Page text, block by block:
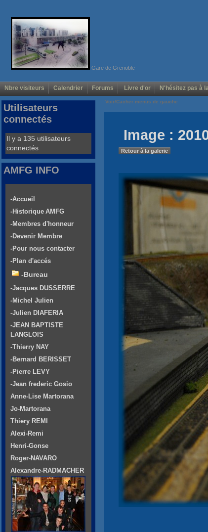
Gare de Grenoble
Nbre visiteurs Calendrier Forums Livre d'or N'hésitez pas à
Voir/Cacher menus de gauche
Image :
Retour à la galerie
Utilisateurs
connectés
Il y a 135 utilisateurs
connectés
AMFG INFO
-Accueil
-Historique AMFG
-Membres d'honneur
-Devenir Membre
-Pour nous contacter
-Plan d'accés
-Bureau
-Jacques DUSSERRE
-Michel Julien
-Julien DIAFERIA
-JEAN BAPTISTE
LANGLOIS
-Thierry NAY
-Bernard BERISSET
-Pierre LEVY
-Jean frederic Gosio
Anne-Lise Martorana
Jo-Martorana
Thiery REMI
Alexi-Remi
Henri-Gonse
Roger-NAVARO
Alexandre-RADMACHER